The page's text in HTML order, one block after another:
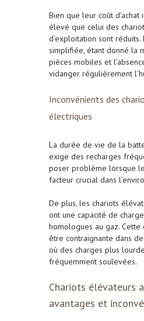
Bien que leur coût d’achat
élevé que celui des
d’exploitation sont réduits.
simplifiée, étant donné la
pièces mobiles et
vidanger régulièrement
Inconvénients des
électriques
La durée de vie de la
exige des recharges
poser problème lorsque
facteur crucial dans
De plus, les chariots
ont une capacité de
homologues au gaz.
être contraignante dans
où des charges plus
fréquemment soulevées.
Chariots élévateurs
avantages et